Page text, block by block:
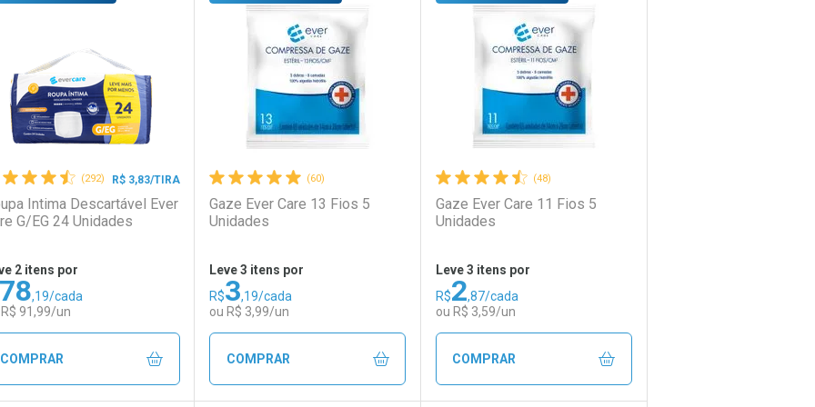
Ativar Desconto
Comprar sem Desconto
Comprar sem Desconto
Laboratório
Ativar Desconto
Comprar sem Desconto
Por Menos
Comprar sem Desconto
Laboratório
Ativar Desconto
Comprar sem Desconto
Por Menos
Comprar sem Desconto
(292) R$ 3,83/TIRA
Intima Descartável Ever
G/EG 24 Unidades
2 itens por
78,19/cada
91,99/un
COMPRAR
(60)
Gaze Ever Care 13 Fios 5
Unidades
Leve 3 itens por
R$3,19/cada
ou R$ 3,99/un
COMPRAR
(48)
Gaze Ever Care 11 Fios 5
Unidades
Leve 3 itens por
R$2,87/cada
ou R$ 3,59/un
COMPRAR